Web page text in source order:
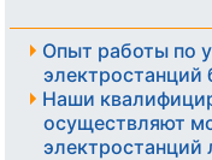
Опыт работы по
электростанций
Наши
осуществляют